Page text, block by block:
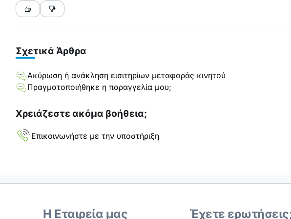
Σχετικά Άρθρα
Ακύρωση ή ανάκληση εισιτηρίων μεταφοράς κινητού
Πραγματοποιήθηκε η παραγγελία μου;
Χρειάζεστε ακόμα βοήθεια;
Επικοινωνήστε με την υποστήριξη
Η Εταιρεία μας Έχετε